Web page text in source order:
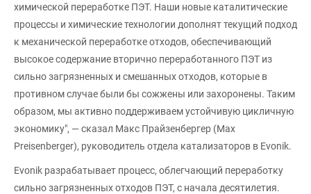
химической переработке ПЭТ. Наши новые каталитические
процессы и химические технологии дополнят текущий подход
к механической переработке отходов, обеспечивающий
высокое содержание вторично переработанного ПЭТ из
сильно загрязненных и смешанных отходов, которые в
противном случае были бы сожжены или захоронены. Таким
образом, мы активно поддерживаем устойчивую цикличную
экономику", — сказал Макс Прайзенбергер (Max
Preisenberger), руководитель отдела катализаторов в Evonik.
Evonik разрабатывает процесс, облегчающий переработку
сильно загрязненных отходов ПЭТ, с начала десятилетия.